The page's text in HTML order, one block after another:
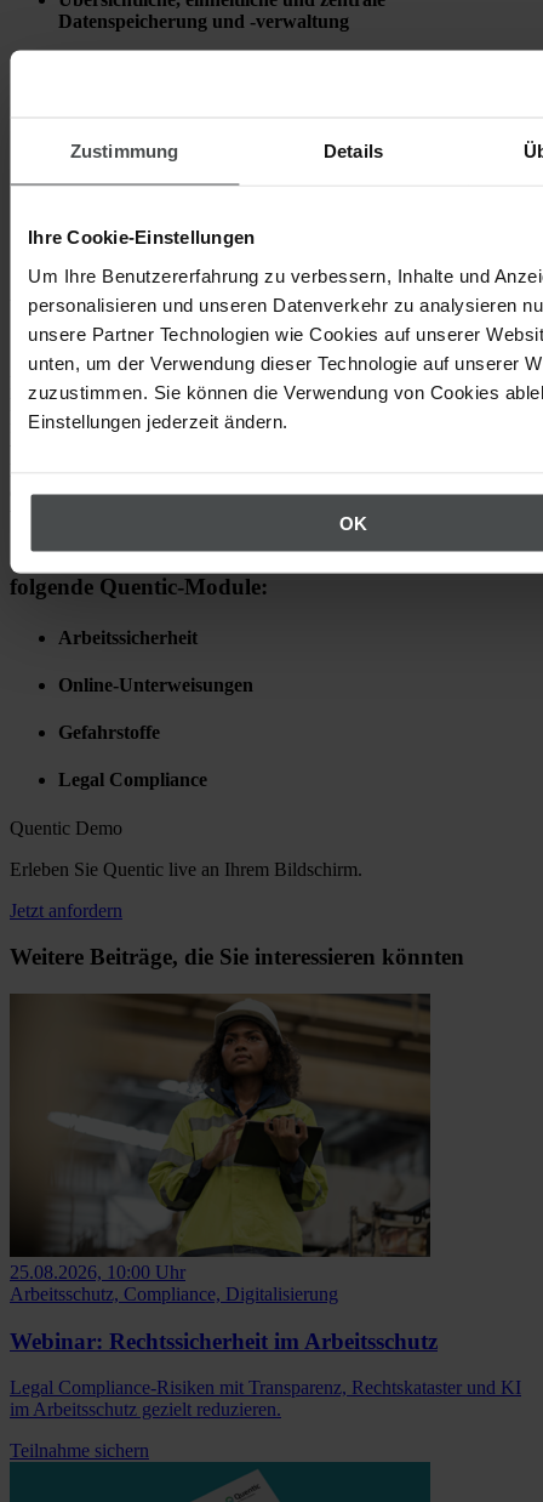
Zustimmung Details
Ihre Cookie-Einstellungen
Um Ihre Benutzererfahrung zu verbessern, Inhalte und
personalisieren und unseren Datenverkehr zu analysieren
unsere Partner Technologien wie Cookies auf unserer
unten, um der Verwendung dieser Technologie auf unserer
zuzustimmen. Sie können die Verwendung von Cookies
Einstellungen jederzeit ändern.
OK
Datenspeicherung und -verwaltung
Sicherheit im Umgang mit Gefahrstoffen
Umfassende und zukunftsorientierte Möglichkeiten für
Über Schunk Carbon Technology
Schunk Kohlenstofftechnik ist weltweit führend in der Entwicklung,
Fertigung und Anwendung von Kohlenstoff- und Graphit-
Lösungen. Das technologische Know-how und ein
flächendeckendes Fertigungs- und Vertriebsnetz finden sich an
den Bereichen Automotive und Railway Applications für einen
Schunk Carbon Technology nutzt erfolgreich
folgende Quentic-Module:
Arbeitssicherheit
Online-Unterweisungen
Gefahrstoffe
Legal Compliance
Quentic Demo
Erleben Sie Quentic live an Ihrem Bildschirm.
Jetzt anfordern
Weitere Beiträge, die Sie interessieren könnten
25.08.2026, 10:00 Uhr
Arbeitsschutz, Compliance, Digitalisierung
Webinar: Rechtssicherheit im Arbeitsschutz
Legal Compliance-Risiken mit Transparenz, Rechtskataster und KI
im Arbeitsschutz gezielt reduzieren.
Teilnahme sichern